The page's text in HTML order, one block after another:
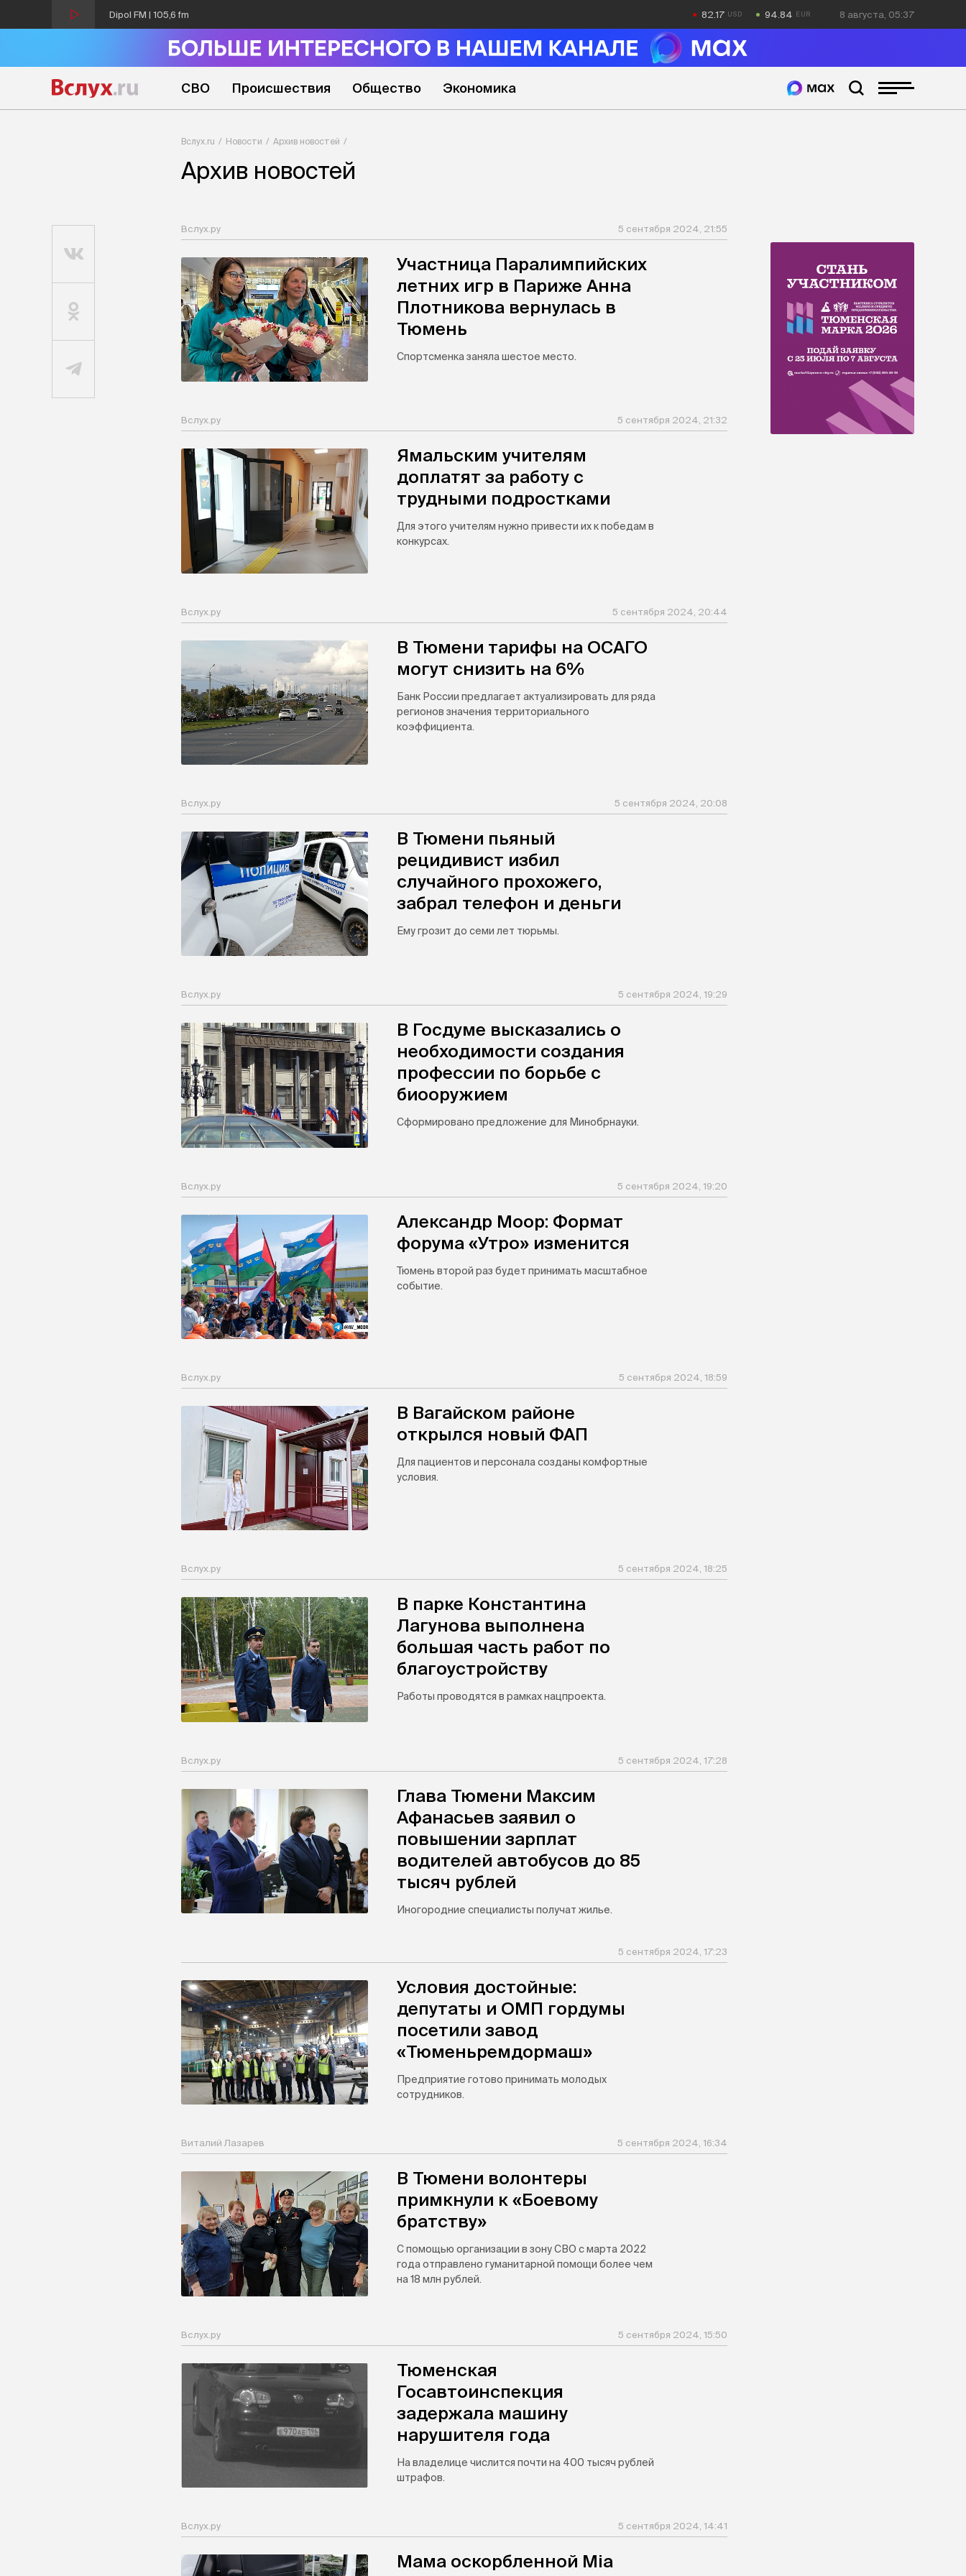
Dipol FM | 105,6 fm 82.17 94.84 8 августа, 05:37
СВО Происшествия Общество Экономика
Вслух.ru Новости Архив новостей
Архив новостей
Вслух.ру 5 сентября 2024, 21:55
Участница Паралимпийских
летних игр в Париже Анна
Плотникова вернулась в
Тюмень
Спортсменка заняла шестое место.
Вслух.ру 5 сентября 2024, 21:32
Ямальским учителям
доплатят за работу с
трудными подростками
Для этого учителям нужно привести их к победам в
конкурсах.
Вслух.ру 5 сентября 2024, 20:44
В Тюмени тарифы на ОСАГО
могут снизить на 6%
Банк России предлагает актуализировать для ряда
регионов значения территориального
коэффициента.
Вслух.ру 5 сентября 2024, 20:08
В Тюмени пьяный
рецидивист избил
случайного прохожего,
забрал телефон и деньги
Ему грозит до семи лет тюрьмы.
Вслух.ру 5 сентября 2024, 19:29
В Госдуме высказались о
необходимости создания
профессии по борьбе с
биооружием
Сформировано предложение для Минобрнауки.
Вслух.ру 5 сентября 2024, 19:20
Александр Моор: Формат
форума «Утро» изменится
Тюмень второй раз будет принимать масштабное
событие.
Вслух.ру 5 сентября 2024, 18:59
В Вагайском районе
открылся новый ФАП
Для пациентов и персонала созданы комфортные
условия.
Вслух.ру 5 сентября 2024, 18:25
В парке Константина
Лагунова выполнена
большая часть работ по
благоустройству
Работы проводятся в рамках нацпроекта.
Вслух.ру 5 сентября 2024, 17:28
Глава Тюмени Максим
Афанасьев заявил о
повышении зарплат
водителей автобусов до 85
тысяч рублей
Иногородние специалисты получат жилье.
5 сентября 2024, 17:23
Условия достойные:
депутаты и ОМП гордумы
посетили завод
«Тюменьремдормаш»
Предприятие готово принимать молодых
сотрудников.
Виталий Лазарев 5 сентября 2024, 16:34
В Тюмени волонтеры
примкнули к «Боевому
братству»
С помощью организации в зону СВО с марта 2022
года отправлено гуманитарной помощи более чем
на 18 млн рублей.
Вслух.ру 5 сентября 2024, 15:50
Тюменская
Госавтоинспекция
задержала машину
нарушителя года
На владелице числится почти на 400 тысяч рублей
штрафов.
Вслух.ру 5 сентября 2024, 14:41
Мама оскорбленной Mia